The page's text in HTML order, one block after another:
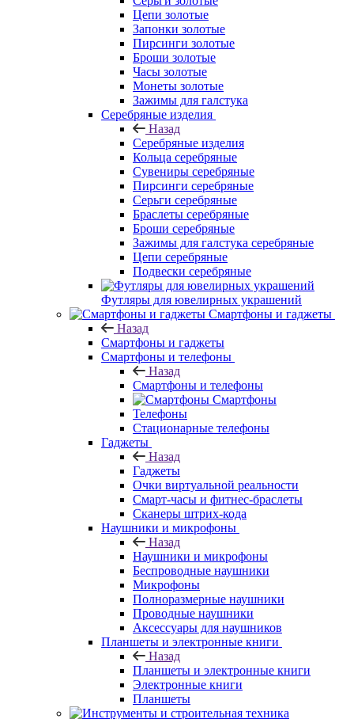
Цепи золотые
Запонки золотые
Пирсинги золотые
Броши золотые
Часы золотые
Монеты золотые
Зажимы для галстука
Серебряные изделия
Назад
Серебряные изделия
Кольца серебряные
Сувениры серебряные
Пирсинги серебряные
Серьги серебряные
Браслеты серебряные
Броши серебряные
Зажимы для галстука серебряные
Цепи серебряные
Подвески серебряные
Футляры для ювелирных украшений
Смартфоны и гаджеты
Назад
Смартфоны и гаджеты
Смартфоны и телефоны
Назад
Смартфоны и телефоны
Смартфоны
Телефоны
Стационарные телефоны
Гаджеты
Назад
Гаджеты
Очки виртуальной реальности
Смарт-часы и фитнес-браслеты
Сканеры штрих-кода
Наушники и микрофоны
Назад
Наушники и микрофоны
Беспроводные наушники
Микрофоны
Полноразмерные наушники
Проводные наушники
Аксессуары для наушников
Планшеты и электронные книги
Назад
Планшеты и электронные книги
Электронные книги
Планшеты